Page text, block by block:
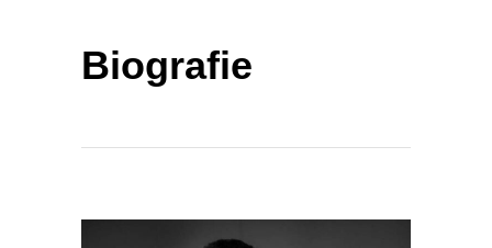
Biografie